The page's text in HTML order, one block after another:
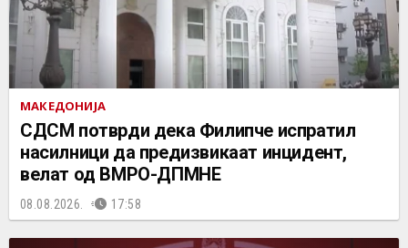
МАКЕДОНИЈА
СДСМ потврди дека Филипче испратил
насилници да предизвикаат инцидент,
велат од ВМРО-ДПМНЕ
08.08.2026. 17:58